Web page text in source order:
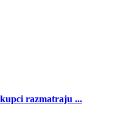
razmatraju ...